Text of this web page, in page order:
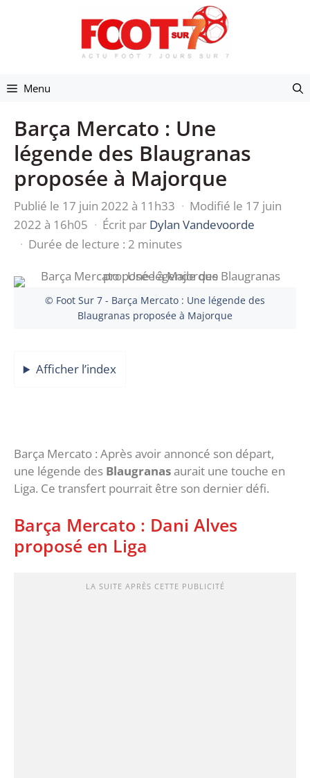
Menu
Barça Mercato : Une
légende des Blaugranas
proposée à Majorque
Publié le 17 juin 2022 à 11h33 · Modifié le 17 juin
2022 à 16h05 · Écrit par Dylan Vandevoorde
· Durée de lecture : 2 minutes
© Foot Sur 7 - Barça Mercato : Une légende des
Blaugranas proposée à Majorque
Afficher l’index
Barça Mercato : Après avoir annoncé son départ,
une légende des Blaugranasaurait une touche en
Liga. Ce transfert pourrait être son dernier défi.
Barça Mercato : Dani Alves
proposé en Liga
LA SUITE APRÈS CETTE PUBLICITÉ